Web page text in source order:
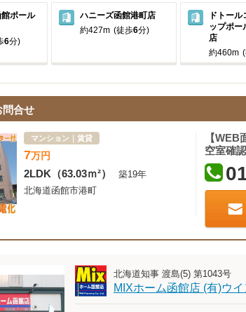
ポール
6分)
ハニーズ函館港町店
約427m (徒歩6分)
ドトー
ップポー
店
約460m
問合せ
マンション｜賃貸
7万円
2LDK （63.03ｍ²）
築19年
北海道函館市港町
【WEB
空室確
北海道知事 渡島(5) 第1043号
MIXホーム函館店 (有)ウ